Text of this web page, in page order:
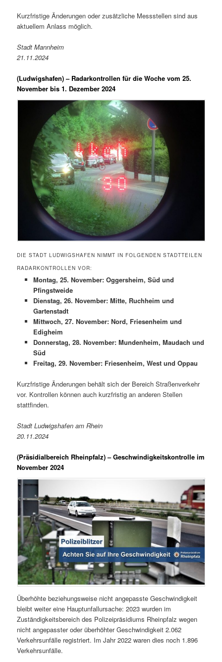
Kurzfristige Änderungen oder zusätzliche Messstellen sind aus
aktuellem Anlass möglich.
Stadt Mannheim
21.11.2024
(Ludwigshafen) – Radarkontrollen für die Woche vom 25.
November bis 1. Dezember 2024
DIE STADT LUDWIGSHAFEN NIMMT IN FOLGENDEN STADTTEILEN
RADARKONTROLLEN VOR:
Montag, 25. November: Oggersheim, Süd und
Pfingstweide
Dienstag, 26. November: Mitte, Ruchheim und
Gartenstadt
Mittwoch, 27. November: Nord, Friesenheim und
Edigheim
Donnerstag, 28. November: Mundenheim, Maudach und
Süd
Freitag, 29. November: Friesenheim, West und Oppau
Kurzfristige Änderungen behält sich der Bereich Straßenverkehr
vor. Kontrollen können auch kurzfristig an anderen Stellen
stattfinden.
Stadt Ludwigshafen am Rhein
20.11.2024
(Präsidialbereich Rheinpfalz)– Geschwindigkeitskontrolle im
November 2024
Überhöhte beziehungsweise nicht angepasste Geschwindigkeit
bleibt weiter eine Hauptunfallursache: 2023 wurden im
Zuständigkeitsbereich des Polizeipräsidiums Rheinpfalz wegen
nicht angepasster oder überhöhter Geschwindigkeit 2.062
Verkehrsunfälle registriert. Im Jahr 2022 waren dies noch 1.896
Verkehrsunfälle.